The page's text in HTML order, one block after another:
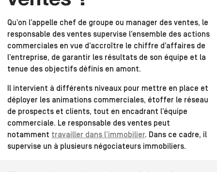
Qu’on l’appelle chef de groupe ou manager des ventes, le
responsable des ventes supervise l’ensemble des actions
commerciales en vue d’accroître le chiffre d’affaires de
l’entreprise, de garantir les résultats de son équipe et la
tenue des objectifs définis en amont.
Il intervient à différents niveaux pour mettre en place et
déployer les animations commerciales, étoffer le réseau
de prospects et clients, tout en encadrant l’équipe
commerciale. Le responsable des ventes peut
notamment travailler dans l’immobilier. Dans ce cadre, il
supervise un à plusieurs négociateurs immobiliers.